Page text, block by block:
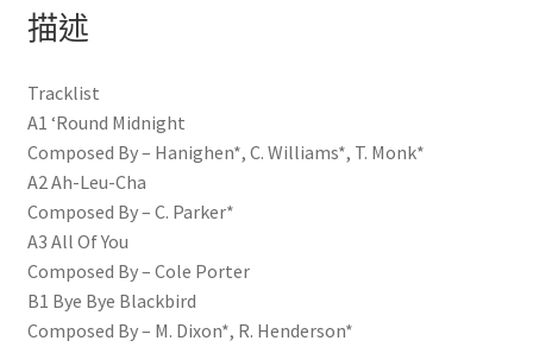
描述
Tracklist
A1 ‘Round Midnight
Composed By – Hanighen*, C. Williams*, T. Monk*
A2 Ah-Leu-Cha
Composed By – C. Parker*
A3 All Of You
Composed By – Cole Porter
B1 Bye Bye Blackbird
Composed By – M. Dixon*, R. Henderson*